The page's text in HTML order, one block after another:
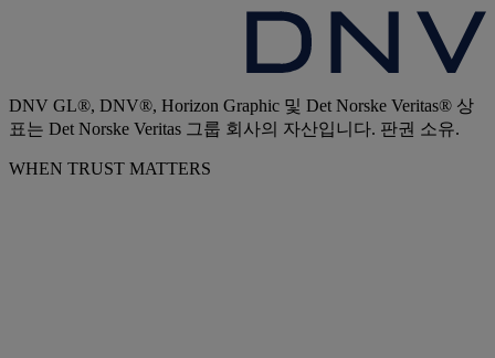
DNV GL®, DNV®, Horizon Graphic 및 Det Norske Veritas® 상
표는 Det Norske Veritas 그룹 회사의 자산입니다. 판권 소유.
WHEN TRUST MATTERS